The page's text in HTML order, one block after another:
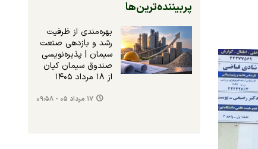
پربیننده‌ترین‌ها
بهره‌مندی از ظرفیت
رشد و بازدهی صنعت
سیمان | پذیره‌نویسی
صندوق سیمان کیان
از ۱۸ مرداد ۱۴۰۵
۱۷ مرداد ۰۵ - ۰۹:۵۸